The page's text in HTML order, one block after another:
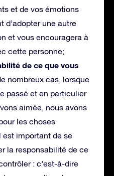
et de vos émotions
d’adopter une autre
et vous encouragera à
cette personne;
de ce que vous
nombreux cas, lorsque
passé et en particulier
aimée, nous avons
les choses
est important de se
la responsabilité de ce
: c’est-à-dire